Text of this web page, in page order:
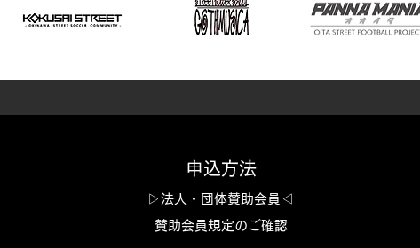
申込方法
▷法人・団体賛助会員◁
賛助会員規定のご確認